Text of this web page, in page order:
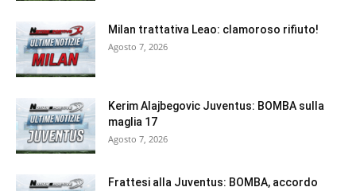
Milan trattativa Leao: clamoroso rifiuto!
Agosto 7, 2026
Kerim Alajbegovic Juventus: BOMBA sulla
maglia 17
Agosto 7, 2026
Frattesi alla Juventus: BOMBA, accordo